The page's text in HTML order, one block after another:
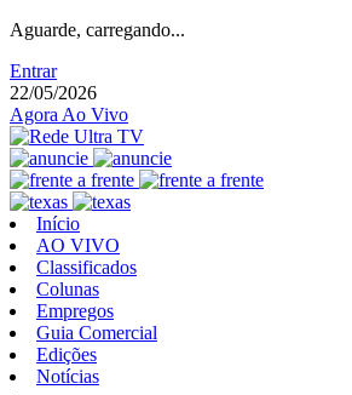
Aguarde, carregando...
Entrar
22/05/2026
Agora Ao Vivo
Início
AO VIVO
Classificados
Colunas
Empregos
Guia Comercial
Edições
Notícias